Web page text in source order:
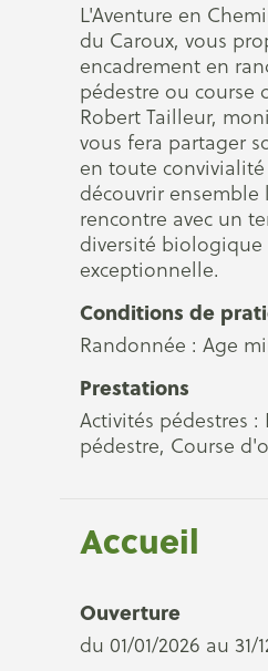
L'Aventure en
du Caroux, vous
encadrement en
pédestre ou course
Robert Tailleur,
vous fera partager
en toute
découvrir
rencontre avec un
diversité biologique
exceptionnelle.
Conditions de
Randonnée : Age
Prestations
Activités pédestres :
pédestre, Course
Accueil
Ouverture
du 01/01/2026 au 31/